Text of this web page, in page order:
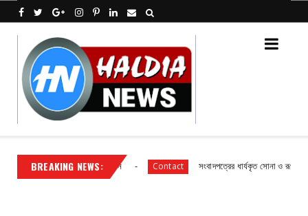
BREAKING NEWS:
প্রধান উপপ্রধান নির্বাচন Contact সংবাদপত্রের ধার্যকৃত সোনা ও রূপার গহনা দর :